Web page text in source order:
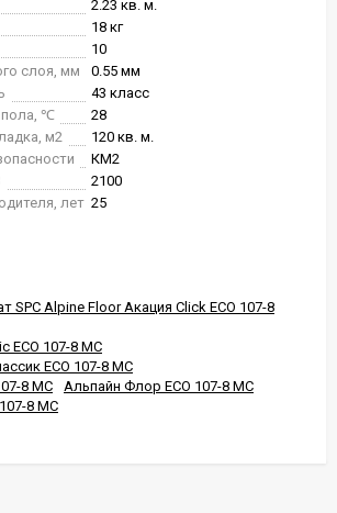
2.23 кв. м.
18 кг
10
слоя, мм
0.55 мм
43 класс
пола, ℃
28
м2
120 кв. м.
КМ2
2100
лет 25
SPC Alpine Floor Акация Click ЕСО 107-8
ЕСО 107-8 MC
ЕСО 107-8 MC
8 MC
Альпайн Флор ЕСО 107-8 MC
8 MC